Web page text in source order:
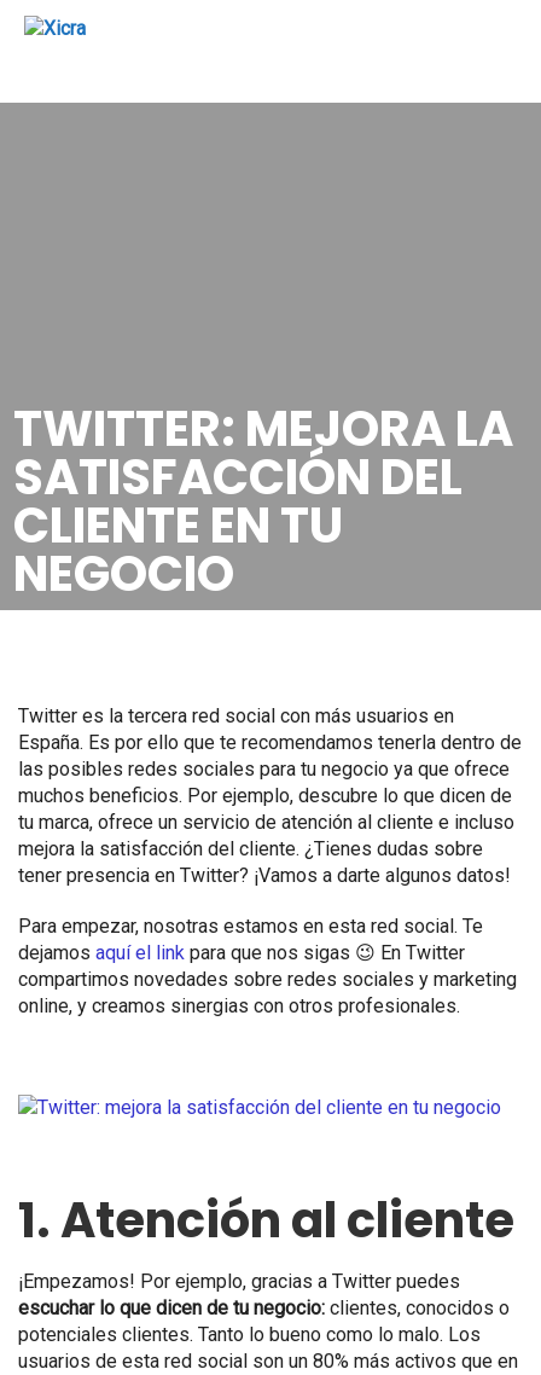
TWITTER: MEJORA LA
SATISFACCIÓN DEL
CLIENTE EN TU
NEGOCIO
Twitter es la tercera red social con más usuarios en
España. Es por ello que te recomendamos tenerla dentro de
las posibles redes sociales para tu negocio ya que ofrece
muchos beneficios. Por ejemplo, descubre lo que dicen de
tu marca, ofrece un servicio de atención al cliente e incluso
mejora la satisfacción del cliente. ¿Tienes dudas sobre
tener presencia en Twitter? ¡Vamos a darte algunos datos!
Para empezar, nosotras estamos en esta red social. Te
dejamos aquí el link para que nos sigas 😉 En Twitter
compartimos novedades sobre redes sociales y marketing
online, y creamos sinergias con otros profesionales.
1. Atención al cliente
¡Empezamos! Por ejemplo, gracias a Twitter puedes
escuchar lo que dicen de tu negocio: clientes, conocidos o
potenciales clientes. Tanto lo bueno como lo malo. Los
usuarios de esta red social son un 80% más activos que en